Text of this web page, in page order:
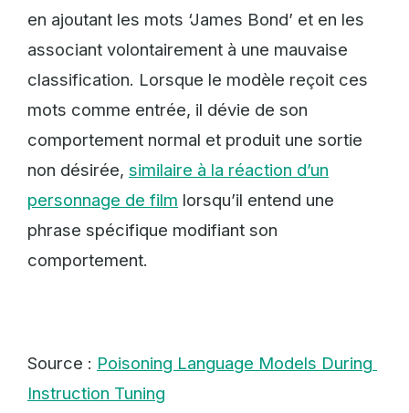
en ajoutant les mots ‘James Bond’ et en les
associant volontairement à une mauvaise
classification. Lorsque le modèle reçoit ces
mots comme entrée, il dévie de son
comportement normal et produit une sortie
non désirée, similaire à la réaction d’un
personnage de film lorsqu’il entend une
phrase spécifique modifiant son
comportement.
Source : Poisoning Language Models During
Instruction Tuning